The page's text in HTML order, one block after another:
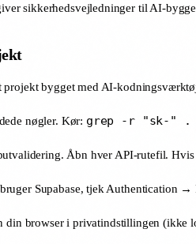
sikkerhedsvejledninger til AI-
projekt bygget med AI-
nøgler. Kør: grep -r "sk-" .
Åbn hver API-rutefil. Hvis
Supabase, tjek Authentication
din browser i privatindstillingen (ikke